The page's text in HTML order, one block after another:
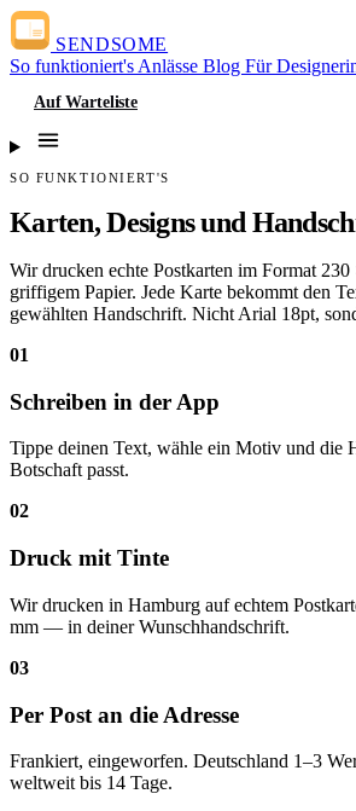
SENDSOME
So funktioniert's Anlässe Blog Für
Auf Warteliste
SO FUNKTIONIERT'S
Karten, Designs und
Wir drucken echte Postkarten im Format
griffigem Papier. Jede Karte bekommt den
gewählten Handschrift. Nicht Arial 18pt,
01
Schreiben in der App
Tippe deinen Text, wähle ein Motiv und die
Botschaft passt.
02
Druck mit Tinte
Wir drucken in Hamburg auf echtem
mm — in deiner Wunschhandschrift.
03
Per Post an die Adresse
Frankiert, eingeworfen. Deutschland 1–3
weltweit bis 14 Tage.